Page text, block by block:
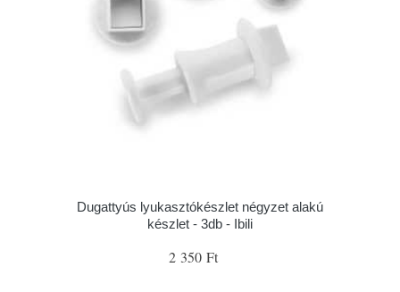
Dugattyús lyukasztókészlet négyzet alakú
készlet - 3db - Ibili
2 350 Ft